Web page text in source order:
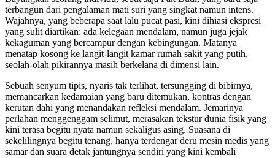
terbangun dari pengalaman mati suri yang singkat namun intens.
Wajahnya, yang beberapa saat lalu pucat pasi, kini dihiasi ekspresi
yang sulit diartikan: ada kelegaan mendalam, namun juga jejak
kekaguman yang bercampur dengan kebingungan. Matanya
menatap kosong ke langit-langit kamar rumah sakit yang putih,
seolah-olah pikirannya masih berkelana di dimensi lain.
Sebuah senyum tipis, nyaris tak terlihat, tersungging di bibirnya,
memancarkan kedamaian yang baru ditemukan, kontras dengan
kerutan dahi yang menandakan refleksi mendalam. Jemarinya
perlahan menggenggam selimut, merasakan tekstur dunia fisik yang
kini terasa begitu nyata namun sekaligus asing. Suasana di
sekelilingnya begitu tenang, hanya terdengar deru mesin medis yang
samar dan suara detak jantungnya sendiri yang kini kembali